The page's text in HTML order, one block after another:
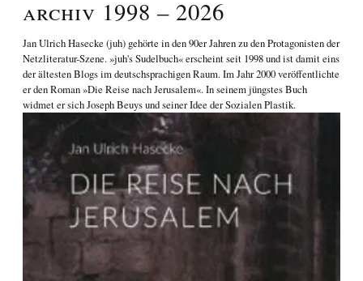
Archiv 1998 – 2026
Jan Ulrich Hasecke (juh) gehörte in den 90er Jahren zu den Protagonisten der
Netzliteratur-Szene. »juh's Sudelbuch« erscheint seit 1998 und ist damit eins
der ältesten Blogs im deutschsprachigen Raum. Im Jahr 2000 veröffentlichte
er den Roman»Die Reise nach Jerusalem«. In seinem jüngstes Buch
widmet er sichJoseph Beuys und seiner Idee der Sozialen Plastik.